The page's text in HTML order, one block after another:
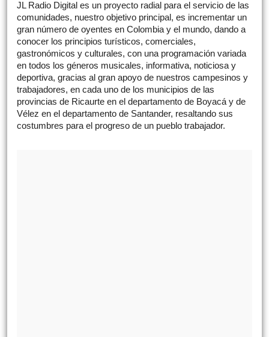
JL Radio Digital es un proyecto radial para el servicio de las
comunidades, nuestro objetivo principal, es incrementar un
gran número de oyentes en Colombia y el mundo, dando a
conocer los principios turísticos, comerciales,
gastronómicos y culturales, con una programación variada
en todos los géneros musicales, informativa, noticiosa y
deportiva, gracias al gran apoyo de nuestros campesinos y
trabajadores, en cada uno de los municipios de las
provincias de Ricaurte en el departamento de Boyacá y de
Vélez en el departamento de Santander, resaltando sus
costumbres para el progreso de un pueblo trabajador.